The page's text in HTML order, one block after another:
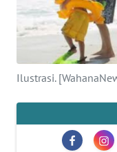
Ilustrasi.
KESEHATAN
INTERNASIONAL
PENDIDIKAN